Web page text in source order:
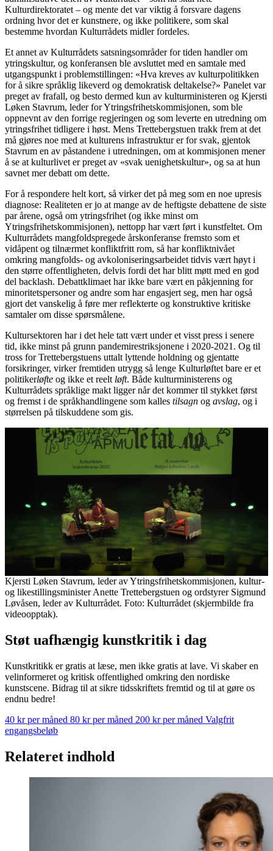
Kulturdirektoratet – og mente det var viktig å forsvare dagens
ordning hvor det er kunstnere, og ikke politikere, som skal
bestemme hvordan Kulturrådets midler fordeles.
Et annet av Kulturrådets satsningsområder for tiden handler om
ytringskultur, og konferansen ble avsluttet med en samtale med
utgangspunkt i problemstillingen: «Hva kreves av kulturpolitikken
for å sikre språklig likeverd og demokratisk deltakelse?» Panelet var
preget av frafall, og besto dermed kun av kulturministeren og Kjersti
Løken Stavrum, leder for Ytringsfrihetskommisjonen, som ble
oppnevnt av den forrige regjeringen og som leverte en utredning om
ytringsfrihet tidligere i høst. Mens Trettebergstuen trakk frem at det
må gjøres noe med at kulturens infrastruktur er for svak, gjentok
Stavrum en av påstandene i utredningen, om at kommisjonen mener
å se at kulturlivet er preget av «svak uenighetskultur», og sa at hun
savnet mer debatt om dette.
For å respondere helt kort, så virker det på meg som en noe upresis
diagnose: Realiteten er jo at mange av de heftigste debattene de siste
par årene, også om ytringsfrihet (og ikke minst om
Ytringsfrihetskommisjonen), nettopp har vært ført i kunstfeltet. Om
Kulturrådets mangfoldspregede årskonferanse fremsto som et
vidåpent og tilnærmet konfliktfritt rom, så har konfliktnivået
omkring mangfolds- og avkoloniseringsarbeidet tidvis vært høyt i
den større offentligheten, delvis fordi det har blitt møtt med en god
del backlash. Debattklimaet har ikke bare vært en påkjenning for
minoritetspersoner og andre som har engasjert seg, men har også
gjort det vanskelig å føre mer reflekterte og konstruktive kritiske
samtaler om disse spørsmålene.
Kultursektoren har i det hele tatt vært under et visst press i senere
tid, ikke minst på grunn pandemirestriksjonene i 2020-2021. Og til
tross for Trettebergstuens uttalt lyttende holdning og gjentatte
forsikringer, virker fremtiden utrygg så lenge Kulturløftet bare er et
politikerløfte og ikke et reelt løft. Både kulturministerens og
Kulturrådets språklige makt ligger når det kommer til stykket først
og fremst i de språkhandlingene som kalles tilsagn og avslag, og i
størrelsen på tilskuddene som gis.
Kjersti Løken Stavrum, leder av Ytringsfrihetskommisjonen, kultur-
og likestillingsminister Anette Trettebergstuen og ordstyrer Sigmund
Løvåsen, leder av Kulturrådet. Foto: Kulturrådet (skjermbilde fra
videoopptak).
Støt uafhængig kunstkritik i dag
Kunstkritikk er gratis at læse, men ikke gratis at lave. Vi skaber en
velinformeret og kritisk offentlighed omkring den nordiske
kunstscene. Bidrag til at sikre tidsskriftets fremtid og til at gøre os
endnu bedre!
40 kr per måned 80 kr per måned 200 kr per måned Valgfrit
engangsbeløb
Relateret indhold